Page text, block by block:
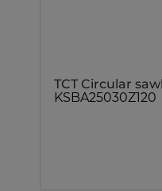
TCT Circular
KSBA25030Z120